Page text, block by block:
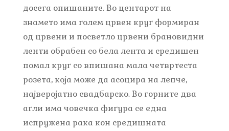
досега опишаните. Во центарот на
знамето има голем црвен круг формиран
од црвени и посветло црвени брановидни
ленти обрабен со бела лента и средишен
помал круг со впишана мала четвртеста
розета, која може да асоцира на лепче,
најверојатно свадбарско. Во горните два
агли има човечка фигура се една
испружена рака кон средишната